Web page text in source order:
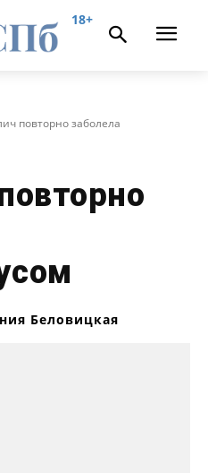
18+
повторно заболела
Беловицкая